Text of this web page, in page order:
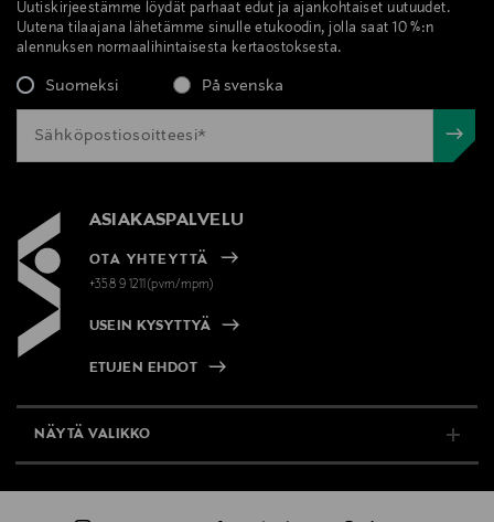
Uutiskirjeestämme löydät parhaat edut ja ajankohtaiset uutuudet.
Uutena tilaajana lähetämme sinulle etukoodin, jolla saat 10 %:n
alennuksen normaalihintaisesta kertaostoksesta.
Suomeksi På svenska
ASIAKASPALVELU
OTA YHTEYTTÄ
+358 9 1211(pvm/mpm)
USEIN KYSYTTYÄ
ETUJEN EHDOT
NÄYTÄ VALIKKO